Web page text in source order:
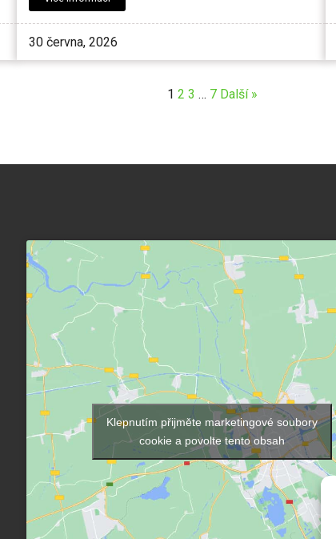
30 června, 2026
1 2 3 … 7 Další »
Klepnutím přijměte marketingové soubory
cookie a povolte tento obsah